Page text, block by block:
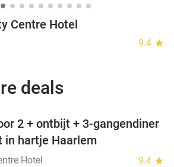
Centre Hotel
9.4 star
deals
2 + ontbijt + 3-gangendiner
in hartje Haarlem
Hotel 9.4 star